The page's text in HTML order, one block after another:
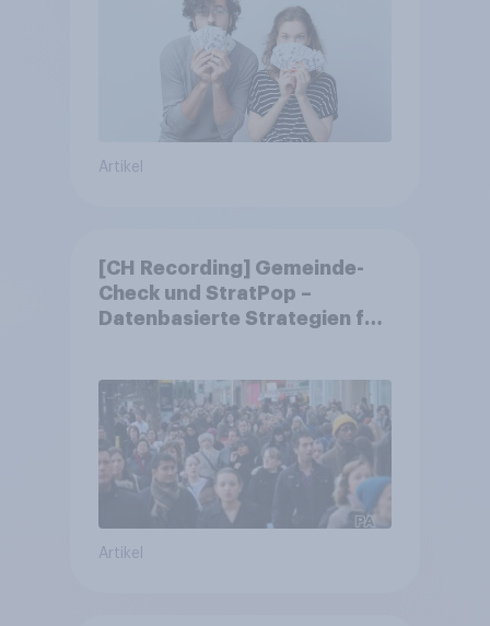
Artikel
[CH Recording] Gemeinde-
Check und StratPop –
Datenbasierte Strategien für
Artikel